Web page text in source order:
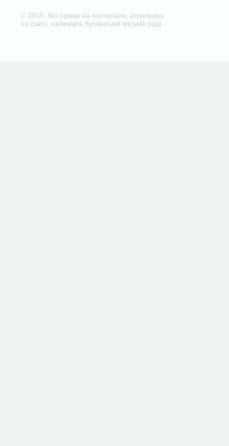
© 2015. Всі права на матеріали, розміщені
на сайті, належать Бучанській міській раді